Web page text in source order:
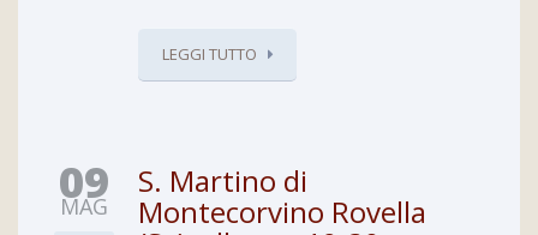
LEGGI TUTTO
09
MAG
S. Martino di
Montecorvino Rovella